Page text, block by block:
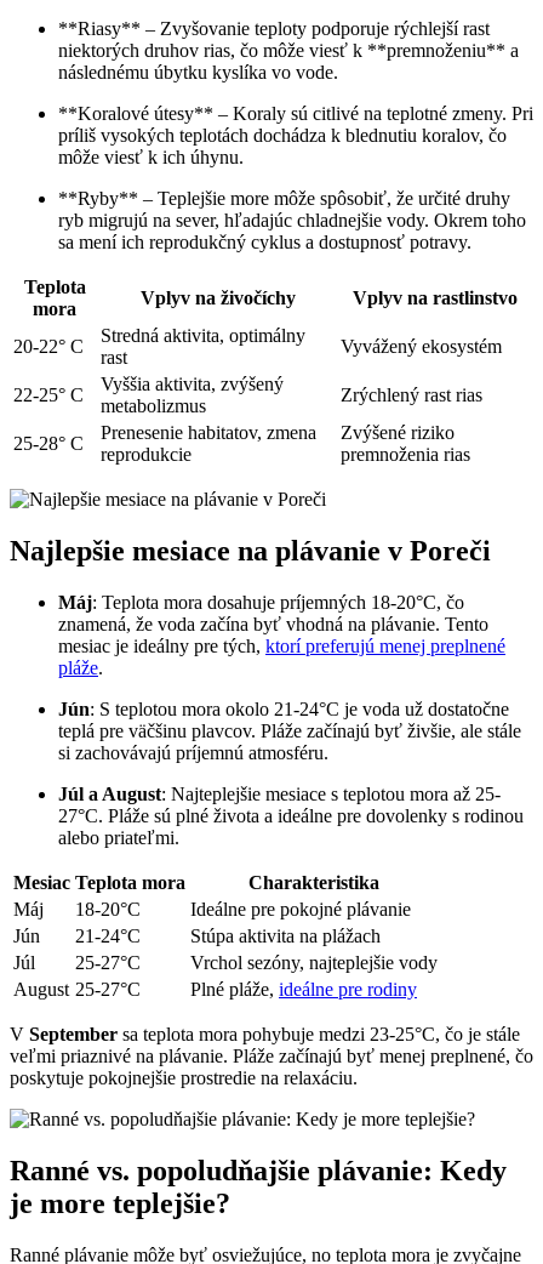
**Riasy** – Zvyšovanie teploty podporuje rýchlejší rast
niektorých druhov rias, čo môže viesť k **premnoženiu** a
následnému úbytku kyslíka vo vode.
**Koralové útesy** – Koraly sú citlivé na teplotné zmeny. Pri
príliš vysokých teplotách dochádza k blednutiu koralov, čo
môže viesť k ich úhynu.
**Ryby** – Teplejšie more môže spôsobiť, že určité druhy
ryb migrujú na sever, hľadajúc chladnejšie vody. Okrem toho
sa mení ich reprodukčný cyklus a dostupnosť potravy.
Teplota
mora
Vplyv na živočíchy Vplyv na rastlinstvo
20-22° C
Stredná aktivita, optimálny
rast
Vyvážený ekosystém
22-25° C
Vyššia aktivita, zvýšený
metabolizmus
Zrýchlený rast rias
25-28° C
Prenesenie habitatov, zmena
reprodukcie
Zvýšené riziko
premnoženia rias
Najlepšie mesiace na plávanie v Poreči
Máj: Teplota mora dosahuje príjemných 18-20°C, čo
znamená, že voda začína byť vhodná na plávanie. Tento
mesiac je ideálny pre tých, ktorí preferujú menej preplnené
pláže.
Jún: S teplotou mora okolo 21-24°C je voda už dostatočne
teplá pre väčšinu plavcov. Pláže začínajú byť živšie, ale stále
si zachovávajú príjemnú atmosféru.
Júl a August: Najteplejšie mesiace s teplotou mora až 25-
27°C. Pláže sú plné života a ideálne pre dovolenky s rodinou
alebo priateľmi.
Mesiac Teplota mora
Charakteristika
Máj
18-20°C
Ideálne pre pokojné plávanie
Jún
21-24°C
Stúpa aktivita na plážach
Júl
25-27°C
Vrchol sezóny, najteplejšie vody
August 25-27°C Plné pláže, ideálne pre rodiny
V September sa teplota mora pohybuje medzi 23-25°C, čo je stále
veľmi priaznivé na plávanie. Pláže začínajú byť menej preplnené, čo
poskytuje pokojnejšie prostredie na relaxáciu.
Ranné vs. popoludňajšie plávanie: Kedy
je more teplejšie?
Ranné plávanie môže byť osviežujúce, no teplota mora je zvyčajne